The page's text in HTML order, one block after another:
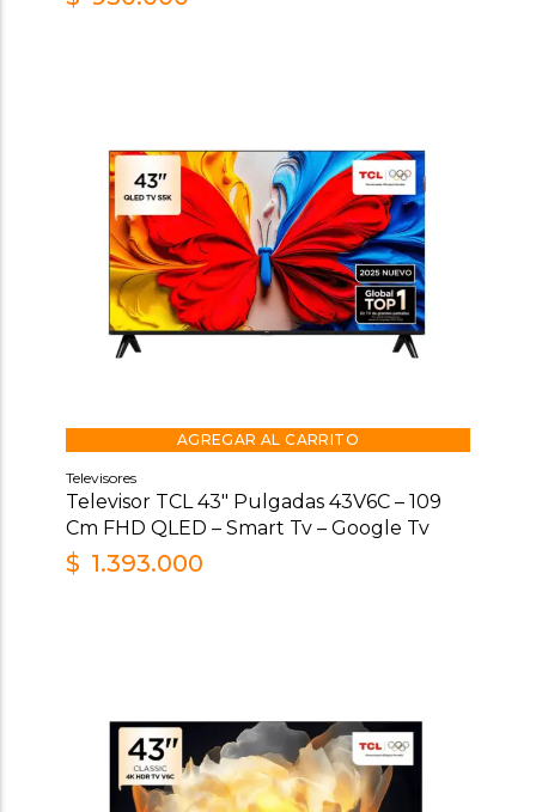
AGREGAR AL CARRITO
Televisores
Televisor TCL 43″ Pulgadas 43V6C – 109
Cm FHD QLED – Smart Tv – Google Tv
$ 1.393.000